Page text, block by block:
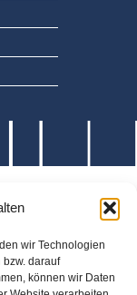
wir Technologien
darauf
können wir Daten